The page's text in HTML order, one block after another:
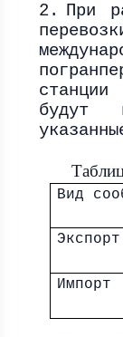
2. При
будут
Вид
Экспорт
Импорт